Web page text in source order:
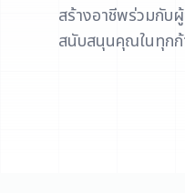
สร้างอาชีพร่วมกับ
สนับสนุนคุณในทุกก้